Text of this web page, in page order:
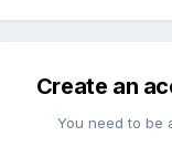
Create an
You need to be